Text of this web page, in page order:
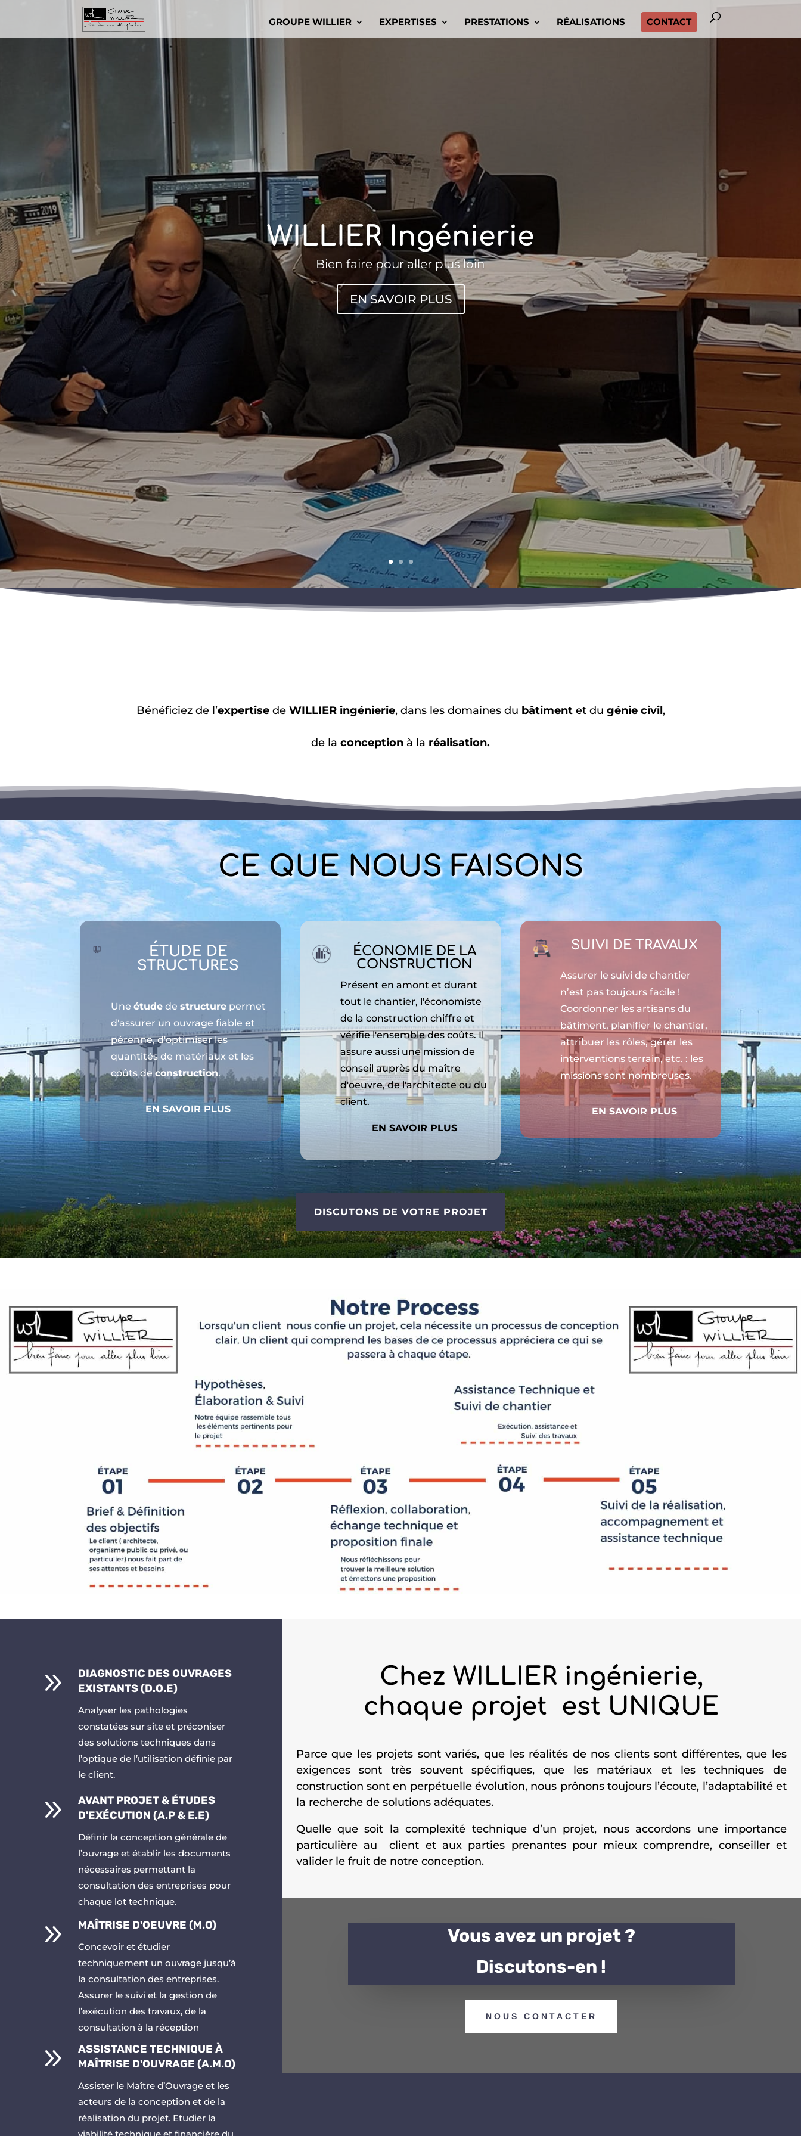
GROUPE WILLIER EXPERTISES PRESTATIONS RÉALISATIONS CONTACT
WILLIER Ingénierie
Bien faire pour aller plus loin
EN SAVOIR PLUS
d’Études basé à Rouen (France) et à Dakar (Sénégal).
Il accompagne les entreprises, les collectivités et les particuliers dans le domaine de l’Ingénierie du
Bâtiment et du Génie Civil
Bénéficiez de l’expertisede WILLIER ingénierie, dans les domaines du bâtimentet du génie civil,
de la conception à la réalisation.
CE QUE NOUS FAISONS
ÉTUDE DE
STRUCTURES
Une étudede structurepermet
d'assurer un ouvrage fiable et
pérenne, d'optimiser les
quantités de matériaux et les
coûts de construction.
EN SAVOIR PLUS
ÉCONOMIE DE LA
CONSTRUCTION
Présent en amont et durant
tout le chantier, l'économiste
de la construction chiffre et
vérifie l'ensemble des coûts. Il
assure aussi une mission de
conseil auprès du maître
d'oeuvre, de l'architecte ou du
client.
EN SAVOIR PLUS
SUIVI DE TRAVAUX
Assurer le suivi de chantier
n’est pas toujours facile !
Coordonner les artisans du
bâtiment, planifier le chantier,
attribuer les rôles, gérer les
interventions terrain, etc. : les
missions sont nombreuses.
EN SAVOIR PLUS
DISCUTONS DE VOTRE PROJET
9
DIAGNOSTIC DES OUVRAGES
EXISTANTS (D.O.E)
Analyser les pathologies
constatées sur site et préconiser
des solutions techniques dans
l’optique de l’utilisation définie par
le client.
9
AVANT PROJET & ÉTUDES
D'EXÉCUTION (A.P & E.E)
Définir la conception générale de
l’ouvrage et établir les documents
nécessaires permettant la
consultation des entreprises pour
chaque lot technique.
9 MAÎTRISE D'OEUVRE (M.O)
Concevoir et étudier
techniquement un ouvrage jusqu’à
la consultation des entreprises.
Assurer le suivi et la gestion de
l’exécution des travaux, de la
consultation à la réception
9
ASSISTANCE TECHNIQUE À
MAÎTRISE D'OUVRAGE (A.M.O)
Assister le Maître d’Ouvrage et les
acteurs de la conception et de la
réalisation du projet. Etudier la
Chez WILLIER ingénierie,
chaque projet est UNIQUE
Parce que les projets sont variés, que les réalités de nos clients sont différentes, que les
exigences sont très souvent spécifiques, que les matériaux et les techniques de
construction sont en perpétuelle évolution, nous prônons toujours l’écoute, l’adaptabilité et
la recherche de solutions adéquates.
Quelle que soit la complexité technique d’un projet, nous accordons une importance
particulière au client et aux parties prenantes pour mieux comprendre, conseiller et
valider le fruit de notre conception.
Vous avez un projet ?
Discutons-en !
NOUS CONTACTER